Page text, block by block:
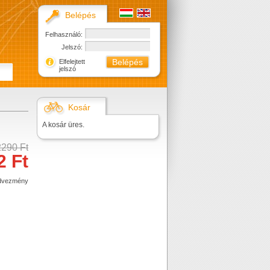
Ft
Ft
Kosár
A kosár üres.
Belépés
Felhasználó:
Jelszó:
Elfelejtett
jelszó